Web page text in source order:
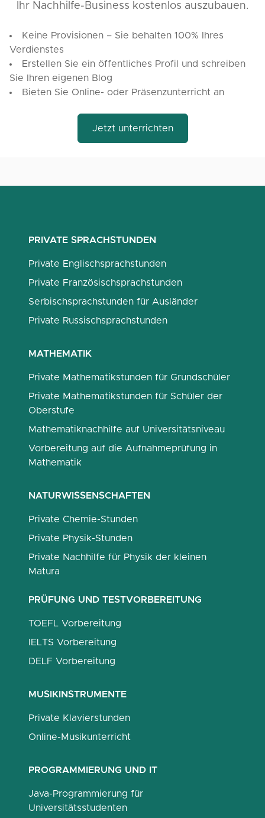
Ihr Nachhilfe-Business kostenlos auszubauen.
Keine Provisionen – Sie behalten 100% Ihres
Verdienstes
Erstellen Sie ein öffentliches Profil und schreiben
Sie Ihren eigenen Blog
Bieten Sie Online- oder Präsenzunterricht an
Jetzt unterrichten
PRIVATE SPRACHSTUNDEN
Private Englischsprachstunden
Private Französischsprachstunden
Serbischsprachstunden für Ausländer
Private Russischsprachstunden
MATHEMATIK
Private Mathematikstunden für Grundschüler
Private Mathematikstunden für Schüler der
Oberstufe
Mathematiknachhilfe auf Universitätsniveau
Vorbereitung auf die Aufnahmeprüfung in
Mathematik
NATURWISSENSCHAFTEN
Private Chemie-Stunden
Private Physik-Stunden
Private Nachhilfe für Physik der kleinen
Matura
PRÜFUNG UND TESTVORBEREITUNG
TOEFL Vorbereitung
IELTS Vorbereitung
DELF Vorbereitung
MUSIKINSTRUMENTE
Private Klavierstunden
Online-Musikunterricht
PROGRAMMIERUNG UND IT
Java-Programmierung für
Universitätsstudenten